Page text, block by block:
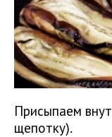
Присыпаем
щепотку).